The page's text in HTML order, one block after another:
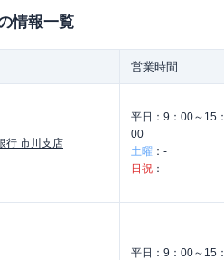
情報一覧
営業時間
行 市川支店
平日： 9：00～15：
00
土曜 ： -
日祝 ： -
平日： 9：00～15：